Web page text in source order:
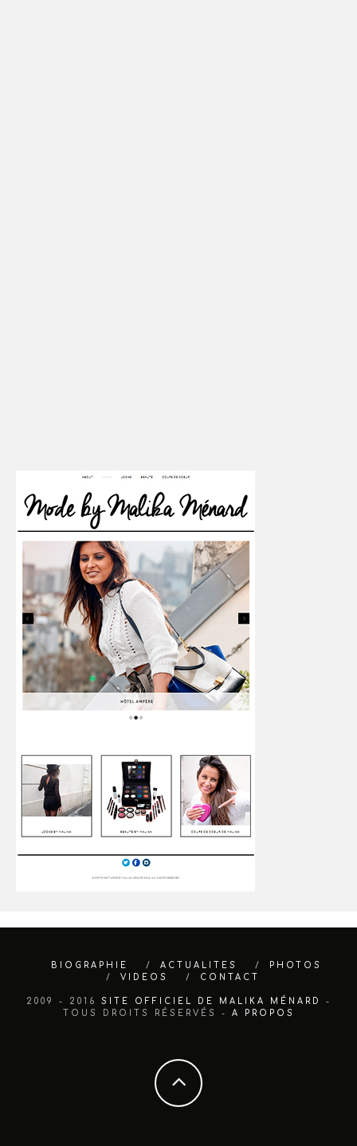
BIOGRAPHIE ACTUALITES
PHOTOS
VIDEOS
CONTACT
2009 - 2016 SITE OFFICIEL DE MALIKA MÉNARD
-
TOUS DROITS RÉSERVÉS - A PROPOS